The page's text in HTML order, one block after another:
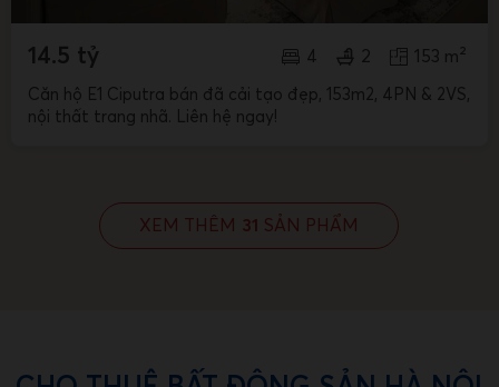
14.5 tỷ 4 2 153 m²
Căn hộ E1 Ciputra bán đã cải tạo đẹp, 153m2, 4PN & 2VS,
nội thất trang nhã. Liên hệ ngay!
XEM THÊM 31 SẢN PHẨM